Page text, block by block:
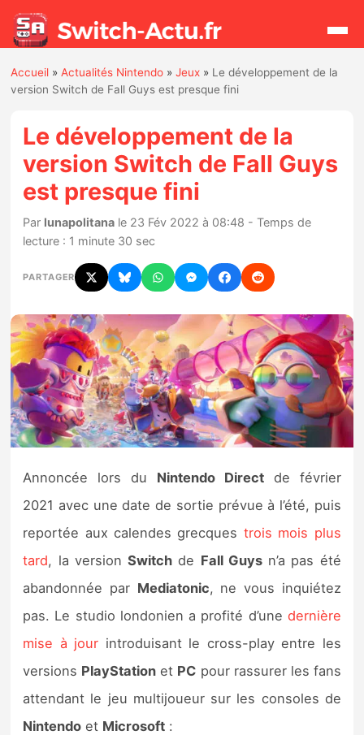
Actualités
Jeux
Hardware
Mises à jour
Chiffres de ventes
Rumeurs
Nintendo Direct
Tests et previews
Tests de jeux
Tests d’accessoires
Autres tests
Previews
Précommandes
Précommandes jeux Switch 2
Accueil »Actualités Nintendo »Jeux » Le développement de la
version Switch de Fall Guys est presque fini
Le développement de la
version Switch de Fall Guys
est presque fini
Par lunapolitana le 23 Fév 2022 à 08:48 - Temps de
lecture : 1 minute 30 sec
PARTAGER
Annoncée lors du Nintendo Directde février
2021 avec une date de sortie prévue à l’été, puis
reportée aux calendes grecques trois mois plus
tard, la versionSwitch de Fall Guysn’a pas été
abandonnée par Mediatonic, ne vous inquiétez
pas. Le studio londonien a profité d’une dernière
mise à jour introduisant le cross-play entre les
versions PlayStation et PC pour rassurer les fans
attendant le jeu multijoueur sur les consoles de
Nintendo et Microsoft :